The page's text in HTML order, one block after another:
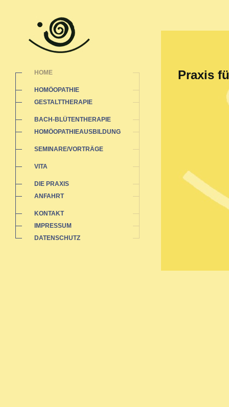
HOME
HOMÖOPATHIE
GESTALTTHERAPIE
BACH-BLÜTENTHERAPIE
HOMÖOPATHIEAUSBILDUNG
SEMINARE/VORTRÄGE
VITA
DIE PRAXIS
ANFAHRT
KONTAKT
IMPRESSUM
DATENSCHUTZ
Praxis